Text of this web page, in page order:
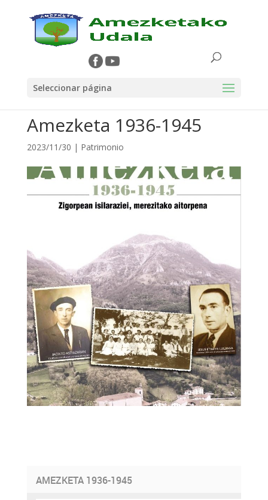
Seleccionar página
Amezketa 1936-1945
2023/11/30 | Patrimonio
AMEZKETA 1936-1945